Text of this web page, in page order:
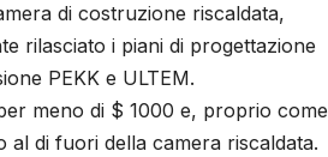
di costruzione riscaldata,
rilasciato i piani di progettazione
PEKK e ULTEM.
meno di $ 1000 e, proprio come
al di fuori della camera riscaldata.